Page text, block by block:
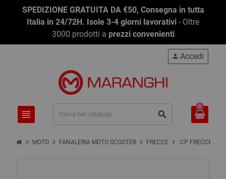
SPEDIZIONE GRATUITA DA €50, Consegna in tutta
Italia in 24/72H. Isole 3-4 giorni lavorativi - Oltre
3000 prodotti a prezzi convenienti
view_headline search
person Accedi
0
chevron_right MOTO chevron_right FANALERIA MOTO SCOOTER chevron_right FRECCE chevron_right CP FRECCE